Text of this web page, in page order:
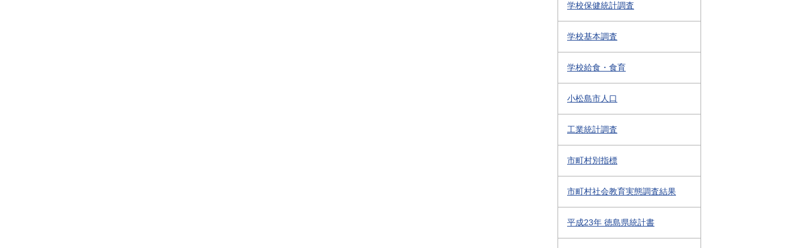
学校保健統計調査
学校基本調査
学校給食・食育
小松島市人口
工業統計調査
市町村別指標
市町村社会教育実態調査結果
平成23年 徳島県統計書